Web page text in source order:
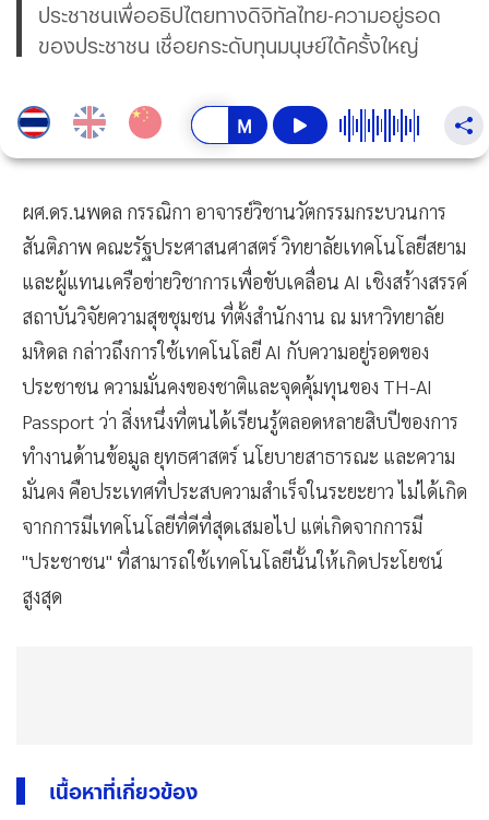
ประชาชนเพื่ออธิปไตยทางดิจิทัลไทย-ความอยู่รอด
ของประชาชน เชื่อยกระดับทุนมนุษย์ได้ครั้งใหญ่
ผศ.ดร.นพดล กรรณิกา อาจารย์วิชานวัตกรรมกระบวนการ
สันติภาพ คณะรัฐประศาสนศาสตร์ วิทยาลัยเทคโนโลยีสยาม
และผู้แทนเครือข่ายวิชาการเพื่อขับเคลื่อน AI เชิงสร้างสรรค์
สถาบันวิจัยความสุขชุมชน ที่ตั้งสำนักงาน ณ มหาวิทยาลัย
มหิดล กล่าวถึงการใช้เทคโนโลยี AI กับความอยู่รอดของ
ประชาชน ความมั่นคงของชาติและจุดคุ้มทุนของ TH-AI
Passport ว่า สิ่งหนึ่งที่ตนได้เรียนรู้ตลอดหลายสิบปีของการ
ทำงานด้านข้อมูล ยุทธศาสตร์ นโยบายสาธารณะ และความ
มั่นคง คือประเทศที่ประสบความสำเร็จในระยะยาว ไม่ได้เกิด
จากการมีเทคโนโลยีที่ดีที่สุดเสมอไป แต่เกิดจากการมี
"ประชาชน" ที่สามารถใช้เทคโนโลยีนั้นให้เกิดประโยชน์
สูงสุด
เนื้อหาที่เกี่ยวข้อง